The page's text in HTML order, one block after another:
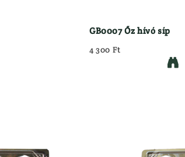
GB0007 Őz hívó síp
4 300 Ft
